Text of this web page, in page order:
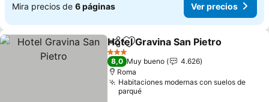
Mira precios de 6 páginas Ver precios
CompartirAgregar a favoritos
Hotel Gravina San Pietro
3 Estrellas
8,0 Muy bueno
4.626
Roma
Habitaciones modernas con suelos de
parqué